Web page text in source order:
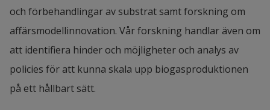
och förbehandlingar av substrat samt forskning om
affärsmodellinnovation. Vår forskning handlar även om
att identifiera hinder och möjligheter och analys av
policies för att kunna skala upp biogasproduktionen
på ett hållbart sätt.